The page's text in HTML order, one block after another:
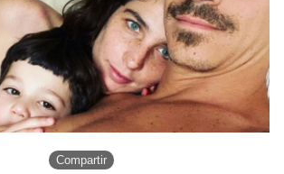
Compartir